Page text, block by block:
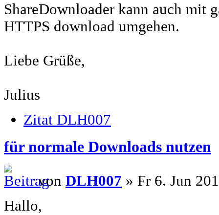
ShareDownloader kann auch mit
HTTPS download umgehen.
Liebe Grüße,
Julius
Zitat DLH007
für normale Downloads nutzen
von DLH007 » Fr 6. Jun
Hallo,